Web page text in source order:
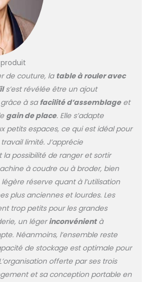
de couture, la table à rouler avec
s’est révélée être un ajout
à sa facilité d’assemblageet
gain de place. Elle s’adapte
petits espaces, ce qui est idéal pour
limité. J’apprécie
possibilité de ranger et sortir
à coudre ou à broder, bien
réserve quant à l’utilisation
plus anciennes et lourdes. Les
trop petits pour les grandes
un légerinconvénientà
Néanmoins, l’ensemble reste
de stockage est optimale pour
offerte par ses trois
et sa conception portable en